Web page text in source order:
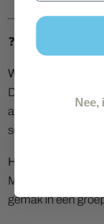
❓ Veelgestelde
Waarom
De Congozalm
afhankelijk van de
soort.
Hoeveel
Minimaal 7 stuks —
gemak in een